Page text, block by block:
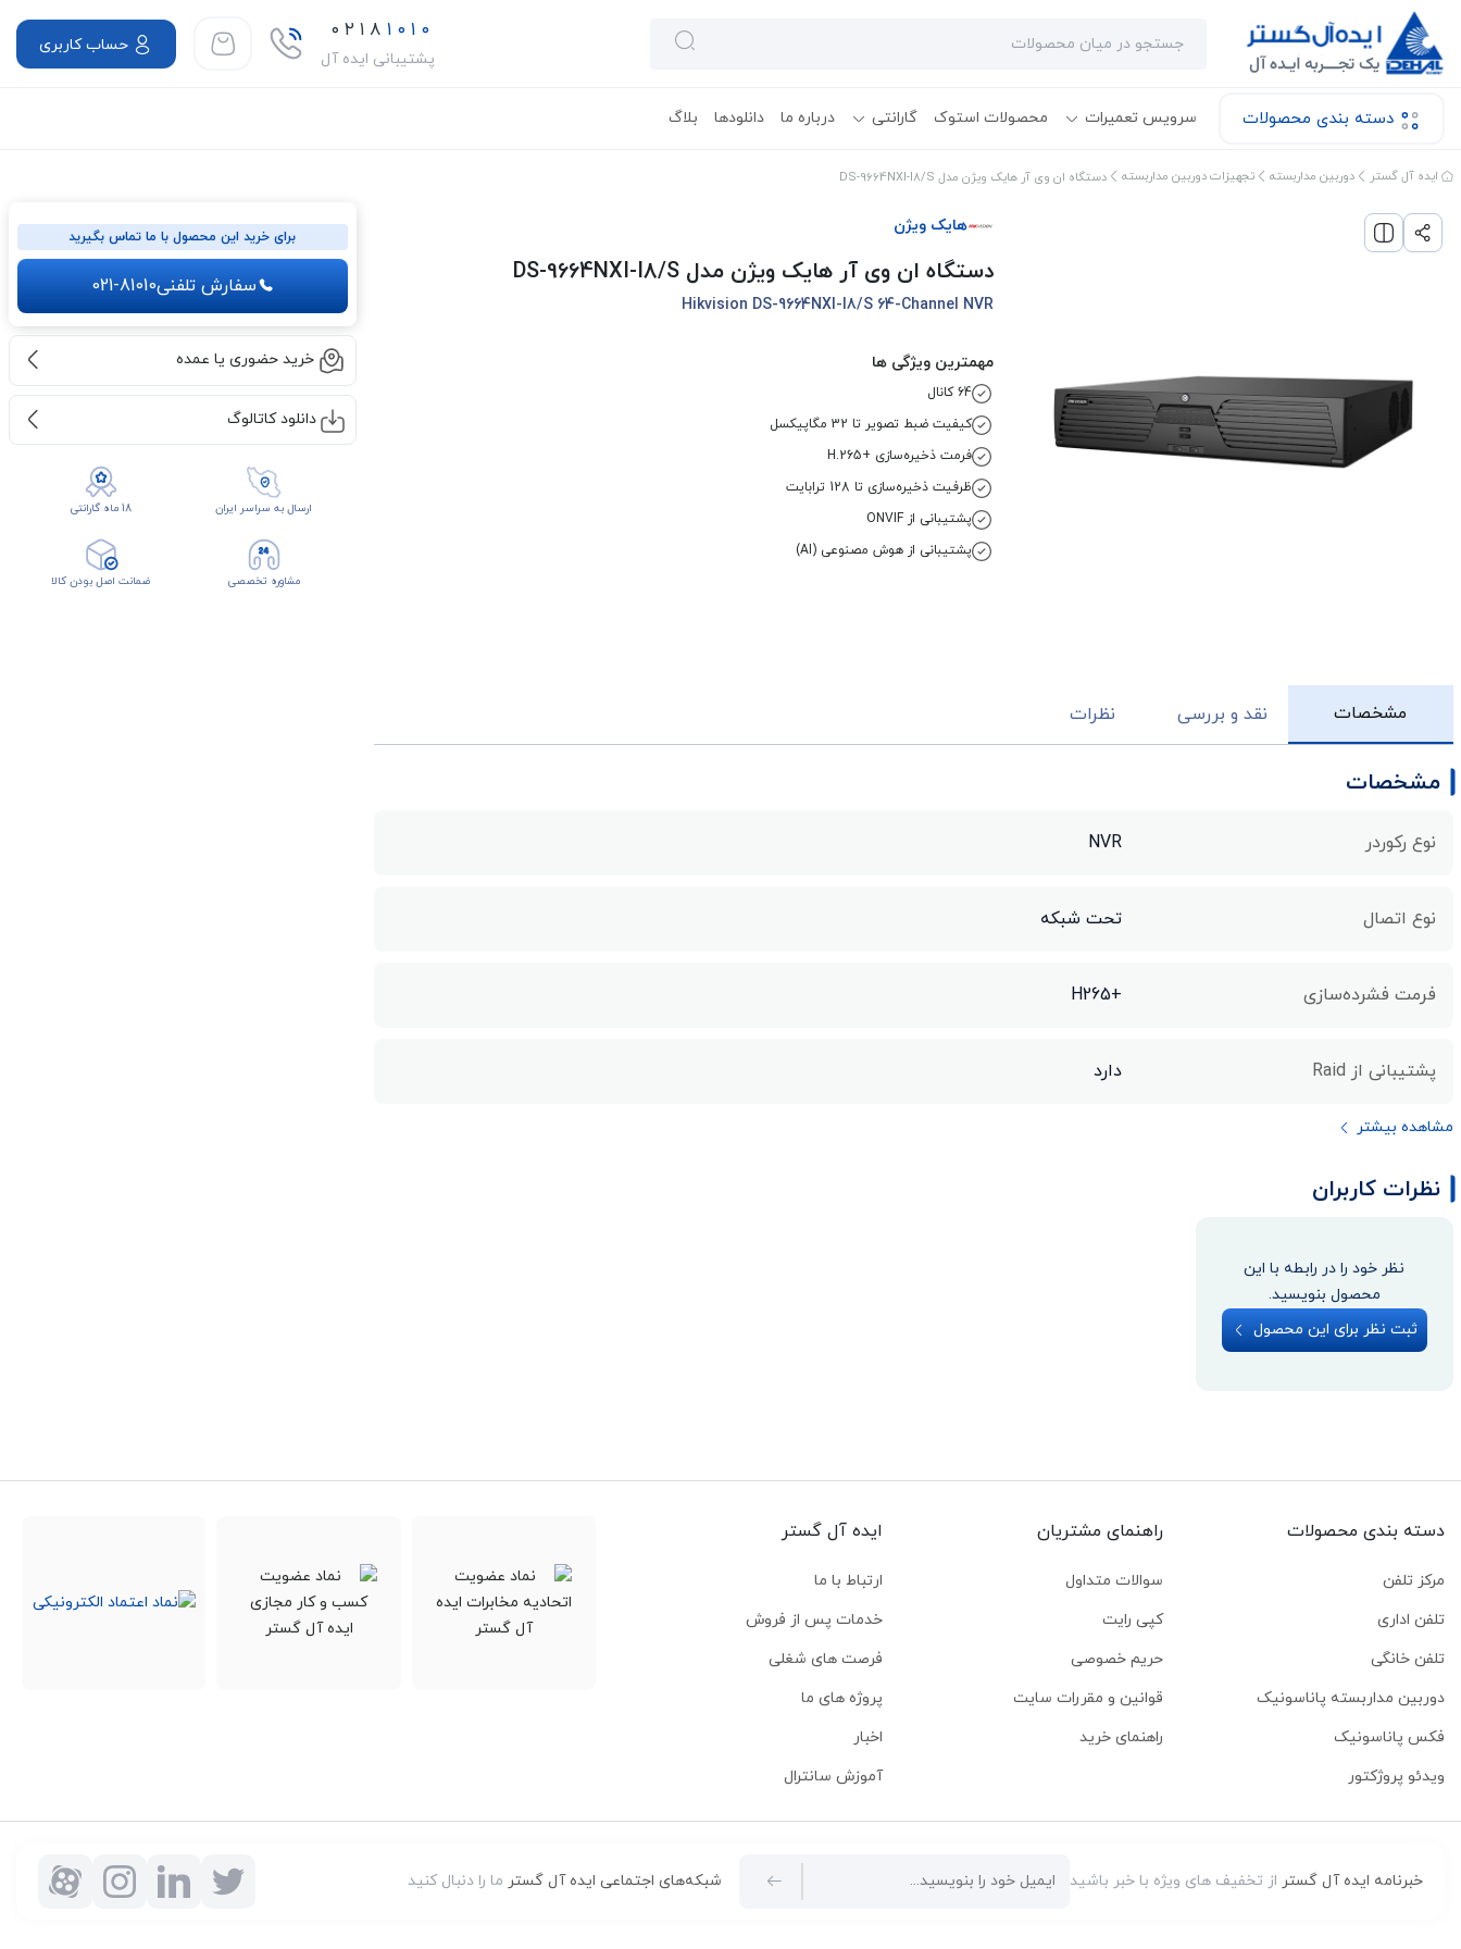
۰۲۱۸ ۱۰۱۰
پشتیبانی ایده آل
حساب کاربری
دسته بندی محصولات سرویس تعمیرات محصولات استوک گارانتی درباره ما دانلودها بلاگ
ایده آل گستر دوربین مداربسته تجهیزات دوربین مداربسته دستگاه ان وی آر هایک ویژن مدل DS-9664NXI-I8/S
هایک ویژن
دستگاه ان وی آر هایک ویژن مدل DS-9664NXI-I8/S
Hikvision DS-9664NXI-I8/S 64-Channel NVR
مهمترین ویژگی ها
64 کانال
کیفیت ضبط تصویر تا 32 مگاپیکسل
فرمت ذخیره‌سازی +H.265
ظرفیت ذخیره‌سازی تا 128 ترابایت
پشتیبانی از ONVIF
پشتیبانی از هوش مصنوعی (AI)
مشخصات نقد و بررسی نظرات
مشخصات
نوع رکوردر NVR
نوع اتصال تحت شبکه
فرمت فشرده‌سازی +H265
پشتیبانی از Raid دارد
مشاهده بیشتر
نظرات کاربران
نظر خود را در رابطه با این
محصول بنویسید.
ثبت نظر برای این محصول
برای خرید این محصول با ما تماس بگیرید
سفارش تلفنی021-81010
خرید حضوری یا عمده
دانلود کاتالوگ
ارسال به سراسر ایران 18 ماه گارانتی
مشاوره تخصصی ضمانت اصل بودن کالا
دسته بندی محصولات
مرکز تلفن
تلفن اداری
تلفن خانگی
دوربین مداربسته پاناسونیک
فکس پاناسونیک
ویدئو پروژکتور
راهنمای مشتریان
سوالات متداول
کپی رایت
حریم خصوصی
قوانین و مقررات سایت
راهنمای خرید
ایده آل گستر
ارتباط با ما
خدمات پس از فروش
فرصت های شغلی
پروژه های ما
اخبار
آموزش سانترال
خبرنامه ایده آل گستر از تخفیف های ویژه با خبر باشید شبکه‌های اجتماعی ایده آل گستر ما را دنبال کنید